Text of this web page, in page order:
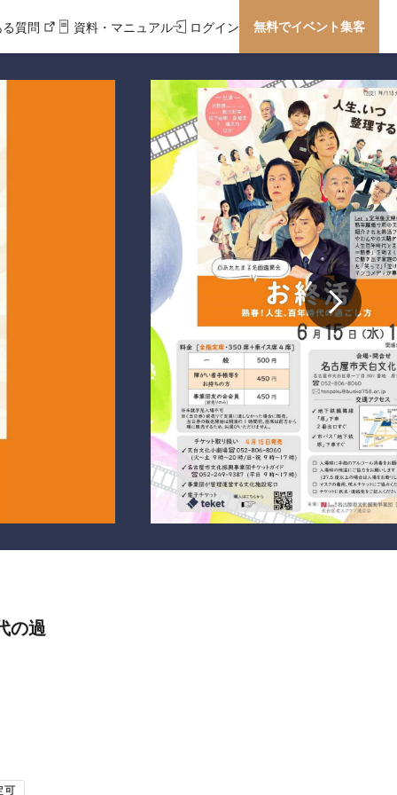
る質問 資料・マニュアル ログイン 無料でイベント集客
の過
可